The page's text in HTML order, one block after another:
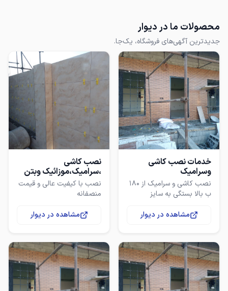
محصولات ما در دیوار
جدیدترین آگهی‌های فروشگاه، یک‌جا.
خدمات نصب کاشی
وسرامیک
نصب کاشی و سرامیک از ۱۸۰
ب بالا بستگی به سایز
و ضمانت هم میدم
مشاهده در دیوار
نصب کاشی
،سرامیک،موزائیک وبتن
ایکسپوز
نصب با کیفیت عالی و قیمت
منصفانه
مشاهده در دیوار